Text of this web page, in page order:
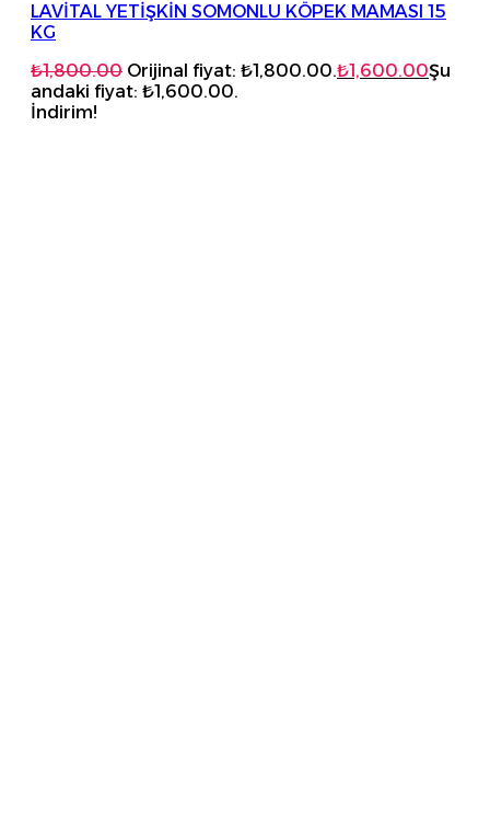
LAVİTAL YETİŞKİN SOMONLU KÖPEK MAMASI 15
KG
₺1,800.00 Orijinal fiyat: ₺1,800.00.₺1,600.00Şu
andaki fiyat: ₺1,600.00.
İndirim!